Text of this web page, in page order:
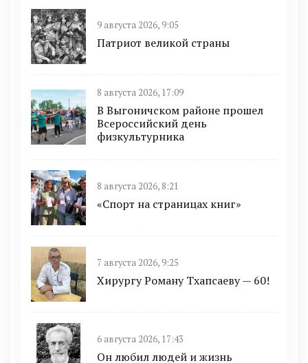
9 августа 2026, 9:05
Патриот великой страны
8 августа 2026, 17:09
В Выгоничском районе прошел
Всероссийский день
физкультурника
8 августа 2026, 8:21
«Спорт на страницах книг»
7 августа 2026, 9:25
Хирургу Роману Тхапсаеву — 60!
6 августа 2026, 17:43
Он любил людей и жизнь